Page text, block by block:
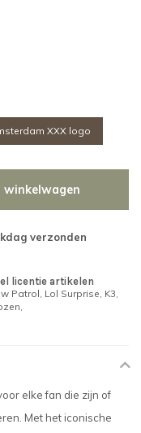
XXX logo
winkelwagen
verzonden
licentie artikelen
Patrol, Lol Surprise, K3,
elke fan die zijn of
Met het iconische